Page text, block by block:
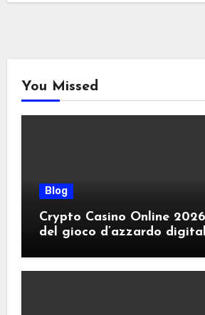
You Missed
Blog
Crypto Casino Online
del gioco d’azzardo